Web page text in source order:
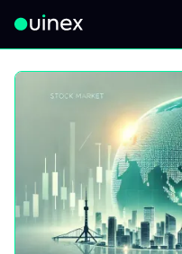
Это логотип, при нажатии